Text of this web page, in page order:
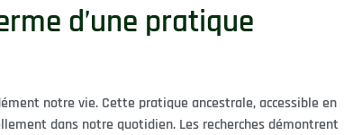
d’une pratique
notre vie. Cette pratique ancestrale, accessible en
dans notre quotidien. Les recherches démontrent